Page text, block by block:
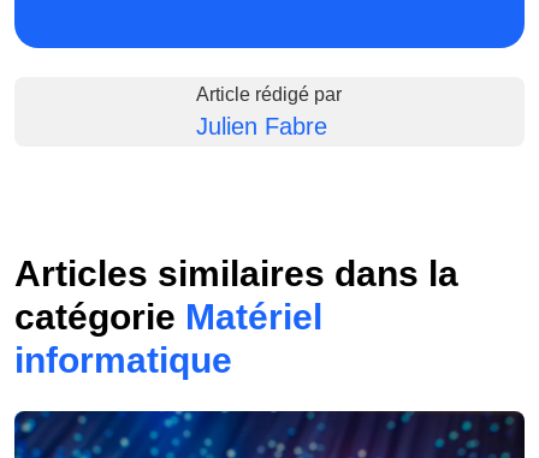
Article rédigé par
Julien Fabre
Articles similaires dans la
catégorie Matériel
informatique